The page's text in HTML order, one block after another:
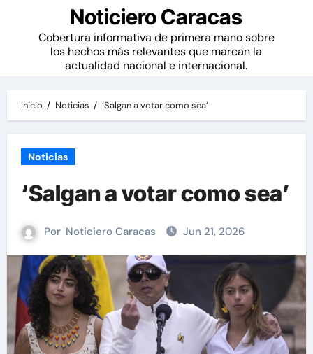
Noticiero Caracas
Cobertura informativa de primera mano sobre
los hechos más relevantes que marcan la
actualidad nacional e internacional.
Inicio Noticias ‘Salgan a votar como sea’
Noticias
‘Salgan a votar como sea’
Por Noticiero Caracas Jun 21, 2026